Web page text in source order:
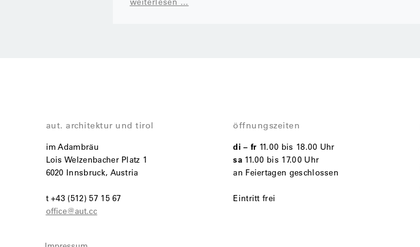
aut. architektur und tirol
im Adambräu
Lois Welzenbacher Platz 1
6020 Innsbruck, Austria
t +43 (512) 57 15 67
office@aut.cc
öffnungszeiten
di – fr 11.00 bis 18.00 Uhr
sa11.00 bis 17.00 Uhr
an Feiertagen geschlossen
Eintritt frei